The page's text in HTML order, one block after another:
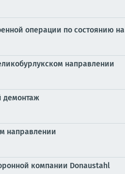
операции по состоянию на
направлении
демонтаж
направлении
компании Donaustahl